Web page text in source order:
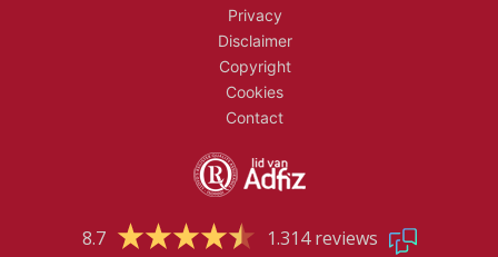
Privacy
Disclaimer
Copyright
Cookies
Contact
8.7 1.314 reviews